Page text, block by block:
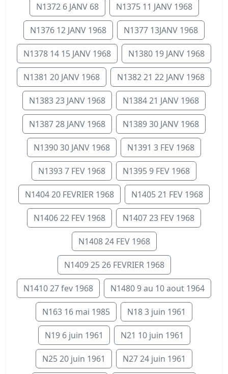
N1372 6 JANV 68 N1375 11 JANV 1968
N1376 12 JANV 1968 N1377 13JANV 1968
N1378 14 15 JANV 1968 N1380 19 JANV 1968
N1381 20 JANV 1968 N1382 21 22 JANV 1968
N1383 23 JANV 1968 N1384 21 JANV 1968
N1387 28 JANV 1968 N1389 30 JANV 1968
N1390 30 JANV 1968 N1391 3 FEV 1968
N1393 7 FEV 1968 N1395 9 FEV 1968
N1404 20 FEVRIER 1968 N1405 21 FEV 1968
N1406 22 FEV 1968 N1407 23 FEV 1968
N1408 24 FEV 1968
N1409 25 26 FEVRIER 1968
N1410 27 fev 1968 N1480 9 au 10 aout 1964
N163 16 mai 1985 N18 3 juin 1961
N19 6 juin 1961 N21 10 juin 1961
N25 20 juin 1961 N27 24 juin 1961